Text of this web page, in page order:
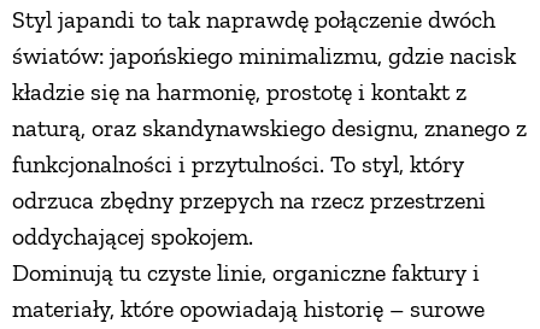
Styl japandi to tak naprawdę połączenie dwóch
światów: japońskiego minimalizmu, gdzie nacisk
kładzie się na harmonię, prostotę i kontakt z
naturą, oraz skandynawskiego designu, znanego z
funkcjonalności i przytulności. To styl, który
odrzuca zbędny przepych na rzecz przestrzeni
oddychającej spokojem.
Dominują tu czyste linie, organiczne faktury i
materiały, które opowiadają historię – surowe